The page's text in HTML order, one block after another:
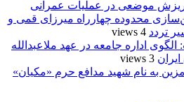
موضعی در عملیات عمرانی
محدوده چهارراه میرزای قمی و
تردد 4 views
اداره جامعه در عهد ملاعبدالله
3 views
به نام شهید مدافع حرم «مکیان»